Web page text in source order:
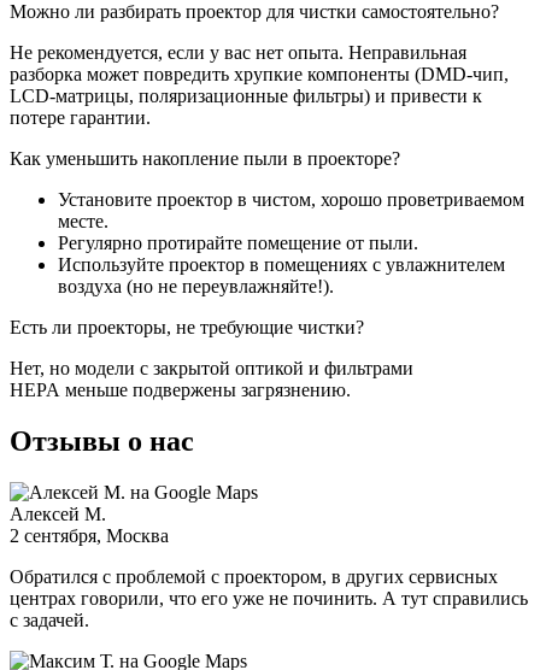
Можно ли разбирать проектор для чистки самостоятельно?
Не рекомендуется, если у вас нет опыта. Неправильная
разборка может повредить хрупкие компоненты (DMD-чип,
LCD-матрицы, поляризационные фильтры) и привести к
потере гарантии.
Как уменьшить накопление пыли в проекторе?
Установите проектор в чистом, хорошо проветриваемом
месте.
Регулярно протирайте помещение от пыли.
Используйте проектор в помещениях с увлажнителем
воздуха (но не переувлажняйте!).
Есть ли проекторы, не требующие чистки?
Нет, но модели с закрытой оптикой и фильтрами
HEPA меньше подвержены загрязнению.
Отзывы о нас
Алексей М.
2 сентября, Москва
Обратился с проблемой с проектором, в других сервисных
центрах говорили, что его уже не починить. А тут справились
с задачей.